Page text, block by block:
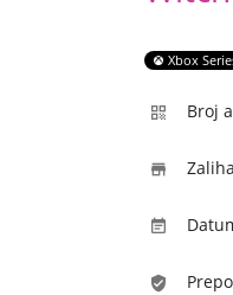
Xbox
 Broj
 Zaliha

verified_user